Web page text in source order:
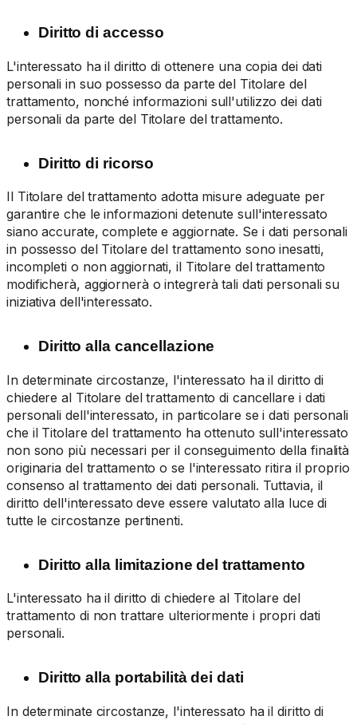
Diritto di accesso
L'interessato ha il diritto di ottenere una copia dei dati
personali in suo possesso da parte del Titolare del
trattamento, nonché informazioni sull'utilizzo dei dati
personali da parte del Titolare del trattamento.
Diritto di ricorso
Il Titolare del trattamento adotta misure adeguate per
garantire che le informazioni detenute sull'interessato
siano accurate, complete e aggiornate. Se i dati personali
in possesso del Titolare del trattamento sono inesatti,
incompleti o non aggiornati, il Titolare del trattamento
modificherà, aggiornerà o integrerà tali dati personali su
iniziativa dell'interessato.
Diritto alla cancellazione
In determinate circostanze, l'interessato ha il diritto di
chiedere al Titolare del trattamento di cancellare i dati
personali dell'interessato, in particolare se i dati personali
che il Titolare del trattamento ha ottenuto sull'interessato
non sono più necessari per il conseguimento della finalità
originaria del trattamento o se l'interessato ritira il proprio
consenso al trattamento dei dati personali. Tuttavia, il
diritto dell'interessato deve essere valutato alla luce di
tutte le circostanze pertinenti.
Diritto alla limitazione del trattamento
L'interessato ha il diritto di chiedere al Titolare del
trattamento di non trattare ulteriormente i propri dati
personali.
Diritto alla portabilità dei dati
In determinate circostanze, l'interessato ha il diritto di